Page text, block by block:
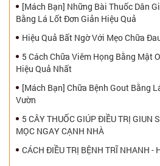
[Mách Bạn] Những Bài Thuốc Dân
Bằng Lá Lốt Đơn Giản Hiệu Quả
Hiệu Quả Bất Ngờ Với Mẹo Chữa
5 Cách Chữa Viêm Họng Bằng Mật
Hiệu Quả Nhất
[Mách Bạn] Chữa Bệnh Gout Bằng
Vườn
5 CÂY THUỐC GIÚP ĐIỀU TRỊ GIUN
MỌC NGAY CẠNH NHÀ
CÁCH ĐIỀU TRỊ BỆNH TRĨ NHANH -